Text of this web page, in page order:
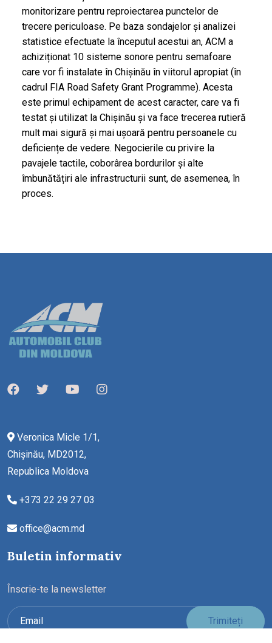
monitorizare pentru reproiectarea punctelor de
trecere periculoase. Pe baza sondajelor și analizei
statistice efectuate la începutul acestui an, ACM a
achiziționat 10 sisteme sonore pentru semafoare
care vor fi instalate în Chișinău în viitorul apropiat (în
cadrul FIA Road Safety Grant Programme). Acesta
este primul echipament de acest caracter, care va fi
testat și utilizat la Chișinău și va face trecerea rutieră
mult mai sigură și mai ușoară pentru persoanele cu
deficiențe de vedere. Negocierile cu privire la
pavajele tactile, coborârea bordurilor și alte
îmbunătățiri ale infrastructurii sunt, de asemenea, în
proces.
Veronica Micle 1/1,
Chișinău, MD2012,
Republica Moldova
+373 22 29 27 03
office@acm.md
Buletin informativ
Înscrie-te la newsletter
Trimiteți